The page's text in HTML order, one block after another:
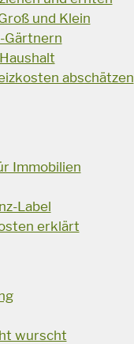
und Klein
Gärtnern
abschätzen
Immobilien
Label
erklärt
wurscht